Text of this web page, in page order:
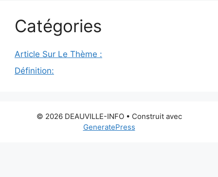
Catégories
Article Sur Le Thème :
Définition:
© 2026 DEAUVILLE-INFO• Construit avec
GeneratePress